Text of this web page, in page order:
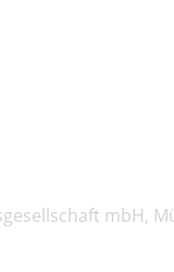
mbH,